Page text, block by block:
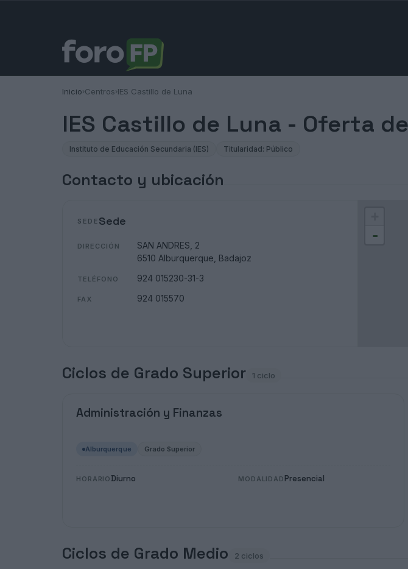
Inicio›Centros›IES Castillo de Luna
IES Castillo de Luna - Oferta
Instituto de Educación Secundaria (IES) Titularidad: Público
Contacto y ubicación
SEDE Sede
DIRECCIÓN
SAN ANDRES, 2
6510 Alburquerque, Badajoz
TELÉFONO 924 015230-31-3
FAX 924 015570
-
Ciclos de Grado Superior 1 ciclo
Administración y Finanzas
Alburquerque Grado Superior
HORARIO Diurno MODALIDAD Presencial
Ciclos de Grado Medio 2 ciclos